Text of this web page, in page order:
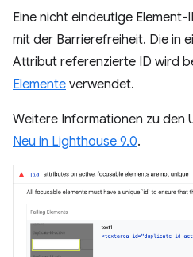
Eine nicht eindeutige
mit der Barrierefreiheit. Die in
Attribut referenzierte ID wird
Elemente verwendet.
Weitere Informationen zu den
Neu in Lighthouse 9.0.